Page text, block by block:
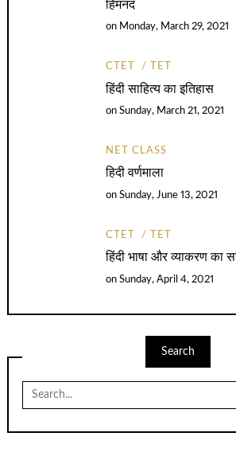
हिमनद
on Monday, March 29, 2021
CTET TET
हिंदी साहित्य का इतिहास
onSunday, March 21, 2021
NET CLASS
हिदी वर्णमाला
onSunday, June 13, 2021
CTET TET
हिंदी भाषा और व्याकरण का
onSunday, April 4, 2021
Search
Search
for: